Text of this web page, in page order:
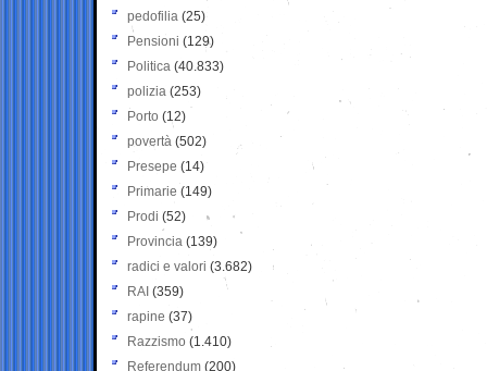
pedofilia (25)
Pensioni (129)
Politica (40.833)
polizia (253)
Porto (12)
povertà (502)
Presepe (14)
Primarie (149)
Prodi (52)
Provincia (139)
radici e valori (3.682)
RAI (359)
rapine (37)
Razzismo (1.410)
Referendum (200)